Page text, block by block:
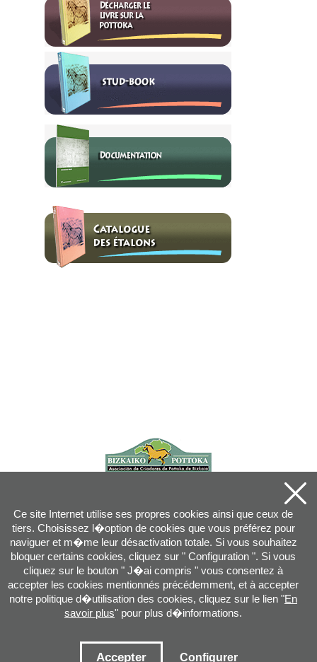
info@pottoka.info
Conditions d'Utilisation-Politique de Privacité-Politique des Cookies
Ce site Internet utilise ses propres cookies ainsi que ceux de
tiers. Choisissez l�option de cookies que vous préférez pour
naviguer et m�me leur désactivation totale. Si vous souhaitez
bloquer certains cookies, cliquez sur " Configuration ". Si vous
cliquez sur le bouton " J�ai compris " vous consentez à
accepter les cookies mentionnés précédemment, et à accepter
notre politique d�utilisation des cookies, cliquez sur le lien "En
savoir plus" pour plus d�informations.
Accepter Configurer